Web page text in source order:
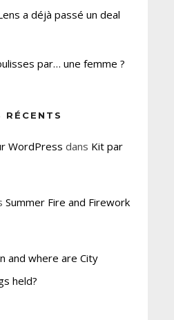
a déjà passé un deal
par… une femme ?
RÉCENTS
WordPress dans Kit par
Summer Fire and Firework
and where are City
held?